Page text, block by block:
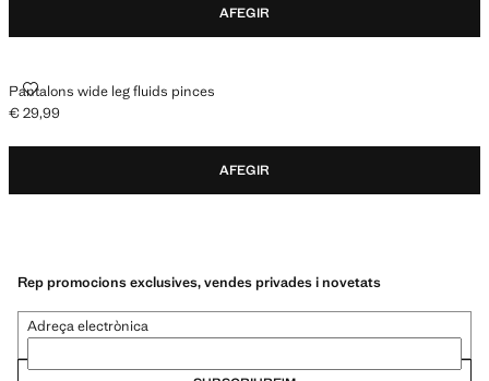
AFEGIR
Pantalons wide leg fluids pinces
PANTALONS WIDE LEG FLUIDS PINCES
Preu actual [€ 29,99 ]
€ 29,99
AFEGIR
Rep promocions exclusives, vendes privades i novetats
Adreça electrònica